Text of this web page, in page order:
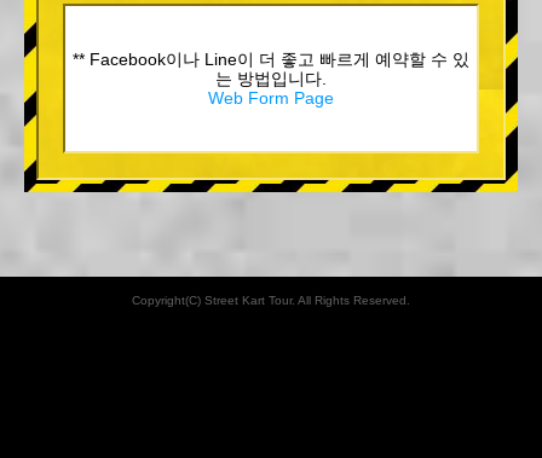
** Facebook이나 Line이 더 좋고 빠르게 예약할 수 있
는 방법입니다.
Web Form Page
Copyright(C) Street Kart Tour. All Rights Reserved.